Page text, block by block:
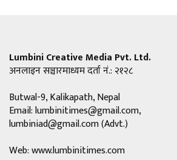
Lumbini Creative Media Pvt. Ltd.
अनलाइन सञ्चारमाध्यम दर्ता नं.: २१२८
Butwal-9, Kalikapath, Nepal
Email:lumbinitimes@gmail.com,
lumbiniad@gmail.com(Advt.)
Web: www.lumbinitimes.com